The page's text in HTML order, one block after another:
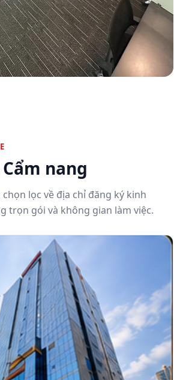
nang
chọn lọc về địa chỉ đăng ký kinh
trọn gói và không gian làm việc.